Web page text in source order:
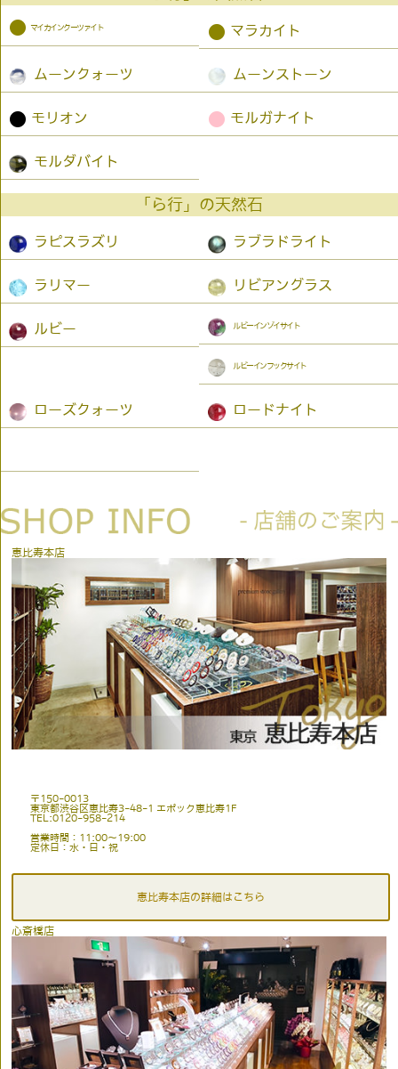
● マイカインクーツァイト ● マラカイト
ムーンクォーツ ムーンストーン
● モリオン ● モルガナイト
モルダバイト
「ら行」の天然石
ラピスラズリ ラブラドライト
ラリマー リビアングラス
ルビー ルビーインゾイサイト
ルビーインフックサイト
ローズクォーツ ロードナイト
恵比寿本店
〒150-0013
東京都渋谷区恵比寿3-48-1 エポック恵比寿1F
TEL:0120-958-214
営業時間：11:00〜19:00
定休日：水・日・祝
恵比寿本店の詳細はこちら
心斎橋店